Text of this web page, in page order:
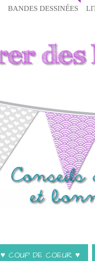
BANDES DESSINÉES
♥ COUP DE COEUR ♥